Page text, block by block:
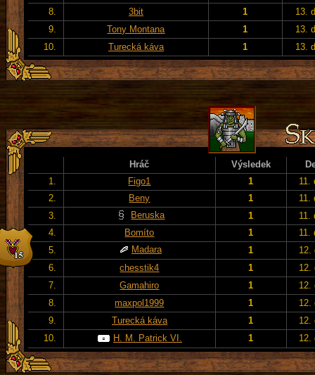
8.
3bit 1
13.
9.
Tony Montana 1
13.
10.
Turecká káva 1 13.
Hráč Výsledek
1.
Figo1 1
11.
2.
Beny 1
11.
3.
Beruska 1
11.
4.
Bomíto 1
11.
5.
Madara 1
12.
6.
chesstik4 1
12.
7.
Gamahiro 1
12.
8.
maxpol1999 1
12.
9.
Turecká káva 1
12.
10.
H. M. Patrick VI. 1 12.